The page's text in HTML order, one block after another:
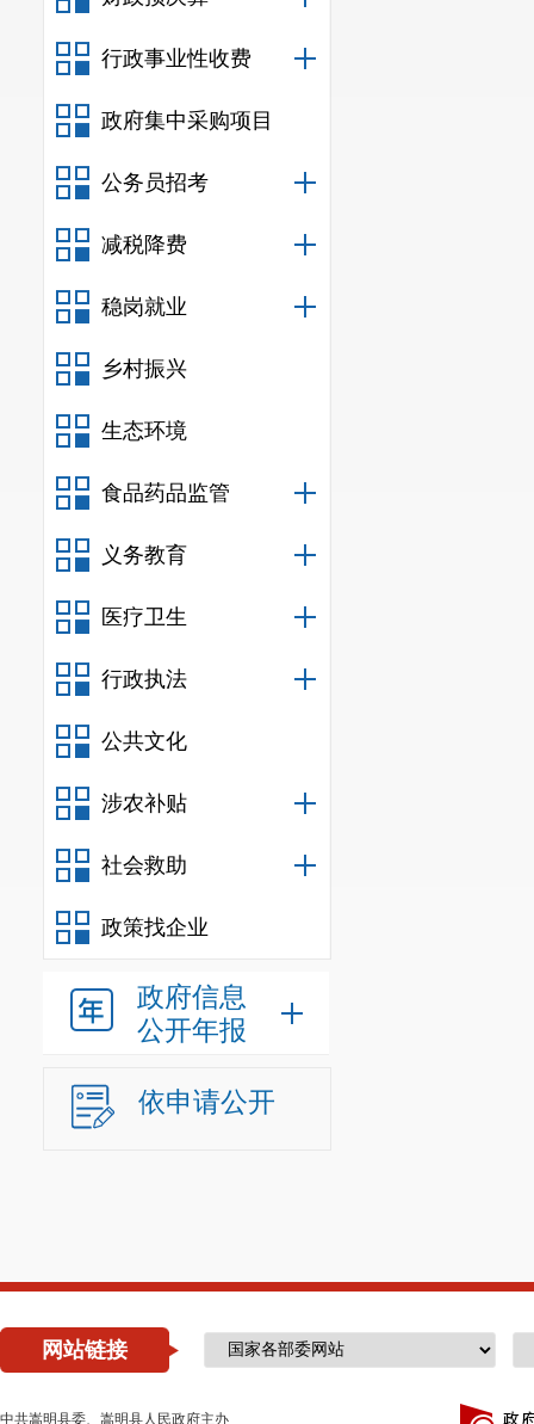
行政事业性收费
政府集中采购项目
公务员招考
减税降费
稳岗就业
乡村振兴
生态环境
食品药品监管
义务教育
医疗卫生
行政执法
公共文化
涉农补贴
社会救助
政策找企业
政府信息
公开年报
依申请公开
网站链接
中共嵩明县委、嵩明县人民政府主办